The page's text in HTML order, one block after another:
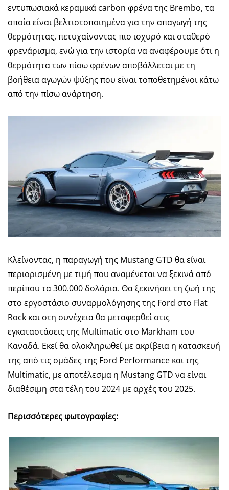
εντυπωσιακά κεραμικά carbon φρένα της Brembo, τα
οποία είναι βελτιστοποιημένα για την απαγωγή της
θερμότητας, πετυχαίνοντας πιο ισχυρό και σταθερό
φρενάρισμα, ενώ για την ιστορία να αναφέρουμε ότι η
θερμότητα των πίσω φρένων αποβάλλεται με τη
βοήθεια αγωγών ψύξης που είναι τοποθετημένοι κάτω
από την πίσω ανάρτηση.
Κλείνοντας, η παραγωγή της Mustang GTD θα είναι
περιορισμένη με τιμή που αναμένεται να ξεκινά από
περίπου τα 300.000 δολάρια. Θα ξεκινήσει τη ζωή της
στο εργοστάσιο συναρμολόγησης της Ford στο Flat
Rock και στη συνέχεια θα μεταφερθεί στις
εγκαταστάσεις της Multimatic στο Markham του
Καναδά. Εκεί θα ολοκληρωθεί με ακρίβεια η κατασκευή
της από τις ομάδες της Ford Performance και της
Multimatic, με αποτέλεσμα η Mustang GTD να είναι
διαθέσιμη στα τέλη του 2024 με αρχές του 2025.
Περισσότερες φωτογραφίες: